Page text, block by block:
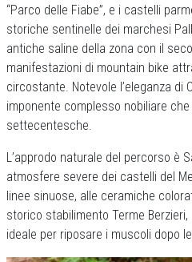
“Parco delle Fiabe”, e i castelli
storiche sentinelle dei marchesi
antiche saline della zona con il
manifestazioni di mountain bike
circostante. Notevole l’eleganza di
imponente complesso nobiliare
settecentesche.
L’approdo naturale del percorso è
atmosfere severe dei castelli del
linee sinuose, alle ceramiche
storico stabilimento Terme
ideale per riposare i muscoli dopo